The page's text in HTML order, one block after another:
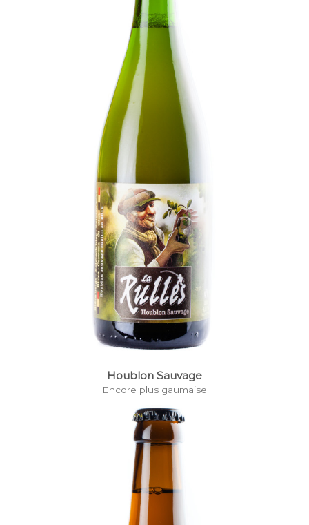
Houblon Sauvage
Encore plus gaumaise